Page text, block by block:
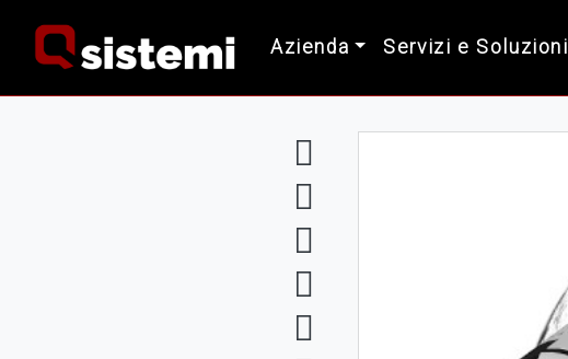
Azienda Servizi e Soluzioni